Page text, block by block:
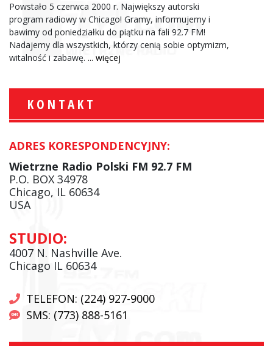
Powstało 5 czerwca 2000 r. Największy autorski
program radiowy w Chicago! Gramy, informujemy i
bawimy od poniedziałku do piątku na fali 92.7 FM!
Nadajemy dla wszystkich, którzy cenią sobie optymizm,
witalność i zabawę. ... więcej
KONTAKT
ADRES KORESPONDENCYJNY:
Wietrzne Radio Polski FM 92.7 FM
P.O. BOX 34978
Chicago, IL 60634
USA
STUDIO:
4007 N. Nashville Ave.
Chicago IL 60634
TELEFON: (224) 927-9000
SMS: (773) 888-5161